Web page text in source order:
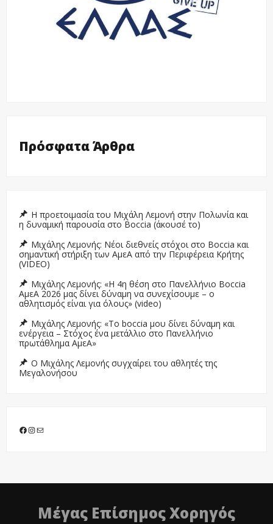
Πρόσφατα Άρθρα
Η προετοιμασία του Μιχάλη Λεμονή στην Πολωνία και
η δυναμική παρουσία στο Boccia (άκουσέ το)
Μιχάλης Λεμονής: Νέοι διεθνείς στόχοι στο Boccia και
σημαντική στήριξη των ΑμεΑ από την Περιφέρεια Κρήτης
(VIDEO)
Μιχάλης Λεμονής: «Η 4η θέση στο Πανελλήνιο Boccia
ΑμεΑ 2026 μας δίνει δύναμη να συνεχίσουμε – ο
αθλητισμός είναι για όλους» (video)
Μιχάλης Λεμονής: «Το boccia μου δίνει δύναμη και
ενέργεια – Στόχος ένα μετάλλιο στο Πανελλήνιο
πρωτάθλημα ΑμεΑ»
Ο Μιχάλης Λεμονής συγχαίρει του αθλητές της
Μεγαλονήσου
Facebook
Instagram
Μέγας Επίσημος Χορηγός